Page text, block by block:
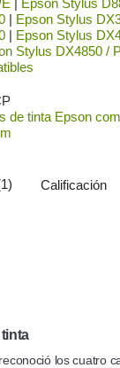
| Epson Stylus
| Epson Stylus
Stylus DX4850 /
de tinta Epson
Calificación
los cuatro